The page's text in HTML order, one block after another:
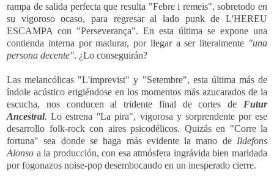
rampa de salida perfecta que resulta "Febre i remeis", sobretodo en
su vigoroso ocaso, para regresar al lado punk de L'HEREU
ESCAMPA con "Perseverança". En esta última se expone una
contienda interna por madurar, por llegar a ser literalmente "una
persona decente". ¿Lo conseguirán?
Las melancólicas "L'imprevist" y "Setembre", esta última más de
índole acústico erigiéndose en los momentos más azucarados de la
escucha, nos conducen al tridente final de cortes de Futur
Ancestral.Lo estrena "La pira", vigorosa y sorprendente por ese
desarrollo folk-rock con aires psicodélicos. Quizás en "Corre la
fortuna" sea donde se haga más evidente la mano de Ildefons
Alonso a la producción, con esa atmósfera ingrávida bien maridada
por fogonazos noise-pop desembocando en un inesperado cierre.